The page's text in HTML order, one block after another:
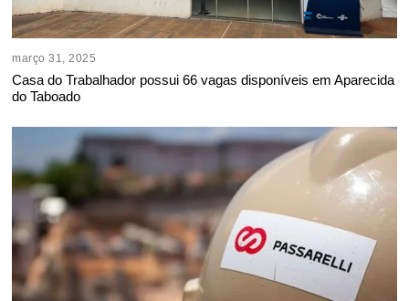
março 31, 2025
Casa do Trabalhador possui 66 vagas disponíveis em Aparecida
do Taboado